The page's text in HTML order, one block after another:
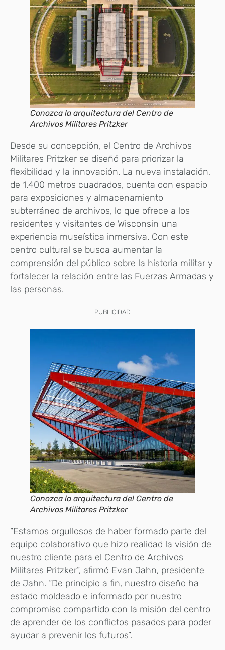
Conozca la arquitectura del Centro de
Archivos Militares Pritzker
Desde su concepción, el Centro de Archivos
Militares Pritzker se diseñó para priorizar la
flexibilidad y la innovación. La nueva instalación,
de 1.400 metros cuadrados, cuenta con espacio
para exposiciones y almacenamiento
subterráneo de archivos, lo que ofrece a los
residentes y visitantes de Wisconsin una
experiencia museística inmersiva. Con este
centro cultural se busca aumentar la
comprensión del público sobre la historia militar y
fortalecer la relación entre las Fuerzas Armadas y
las personas.
PUBLICIDAD
Conozca la arquitectura del Centro de
Archivos Militares Pritzker
“Estamos orgullosos de haber formado parte del
equipo colaborativo que hizo realidad la visión de
nuestro cliente para el Centro de Archivos
Militares Pritzker”, afirmó Evan Jahn, presidente
de Jahn. “De principio a fin, nuestro diseño ha
estado moldeado e informado por nuestro
compromiso compartido con la misión del centro
de aprender de los conflictos pasados ​​para poder
ayudar a prevenir los futuros”.